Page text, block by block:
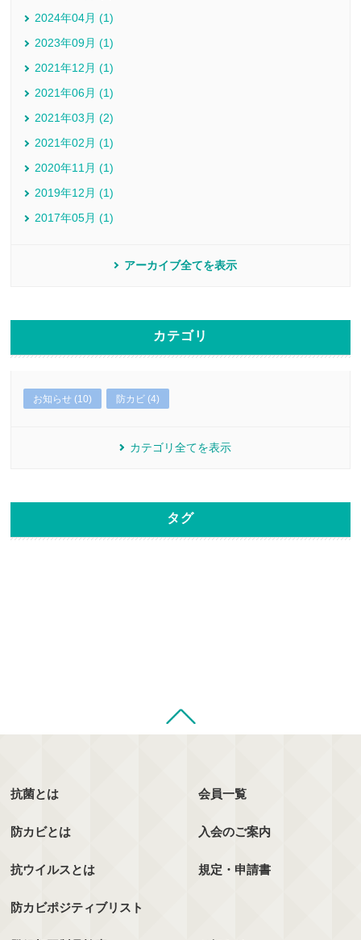
2024年04月 (1)
2023年09月 (1)
2021年12月 (1)
2021年06月 (1)
2021年03月 (2)
2021年02月 (1)
2020年11月 (1)
2019年12月 (1)
2017年05月 (1)
アーカイブ全てを表示
カテゴリ
お知らせ (10) 防カビ (4)
カテゴリ全てを表示
タグ
抗菌とは
防カビとは
抗ウイルスとは
防カビポジティブリスト
会員一覧
入会のご案内
規定・申請書